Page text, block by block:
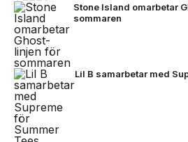
Stone Island omarbetar
sommaren
Lil B samarbetar med